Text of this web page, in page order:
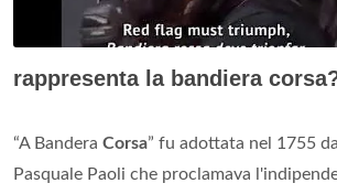
rappresenta la bandiera
“A Bandera Corsa” fu adottata nel 1755
Pasquale Paoli che proclamava